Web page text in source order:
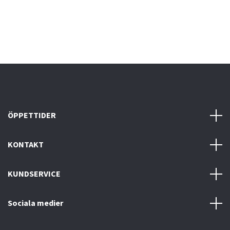
ÖPPETTIDER
KONTAKT
KUNDSERVICE
Sociala medier